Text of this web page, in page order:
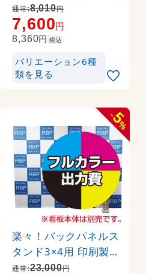
用 印刷製作代＋取付費
込み (※本体別売) 材質:
マット合成紙+片面ラ
ミネート【マット調】(
W850xH2110)
通常:8,010円
7,600円
8,360円 税込
バリエーション6種
類を見る
-
5
%
楽々！バックパネルス
タンド3×4用 印刷製作
代 (※本体別売) トロマ
通常:23,000円